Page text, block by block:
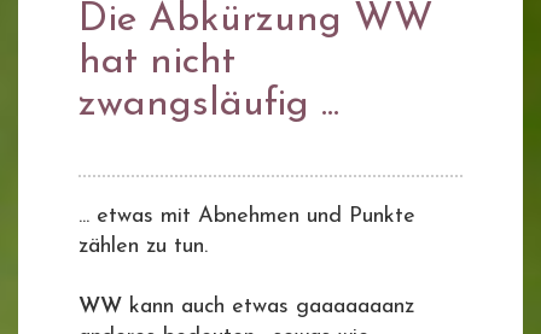
Die Abkürzung WW
hat nicht
zwangsläufig ...
... etwas mit Abnehmen und Punkte
zählen zu tun.
WW kann auch etwas gaaaaaaanz